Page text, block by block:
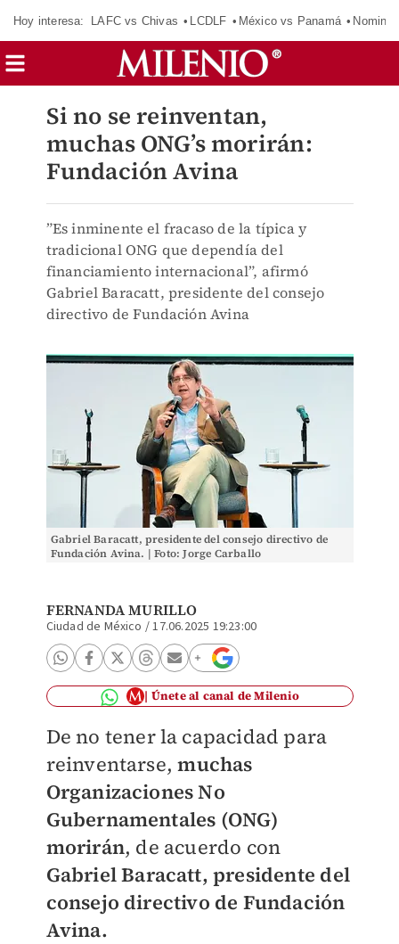
Hoy interesa: LAFC vs Chivas LCDLF México vs Panamá
Si no se reinventan,
muchas ONG’s morirán:
Fundación Avina
”Es inminente el fracaso de la típica y
tradicional ONG que dependía del
financiamiento internacional”, afirmó
Gabriel Baracatt, presidente del consejo
directivo de Fundación Avina
Gabriel Baracatt, presidente del consejo directivo de
Fundación Avina. | Foto: Jorge Carballo
FERNANDA MURILLO
Ciudad de México /17.06.2025 19:23:00
Únete al canal de Milenio
De no tener la capacidad para
reinventarse,muchas
Organizaciones No
Gubernamentales (ONG)
morirán, de acuerdo con
Gabriel Baracatt, presidente del
consejo directivo de Fundación
Avina.